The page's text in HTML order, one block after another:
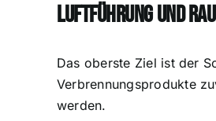
Luftführung und
Das oberste Ziel ist der
Verbrennungsprodukte
werden.